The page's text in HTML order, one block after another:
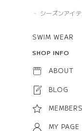
シーズンアイ
SWIM WEAR
SHOP INFO
ABOUT
BLOG
MY PAGE